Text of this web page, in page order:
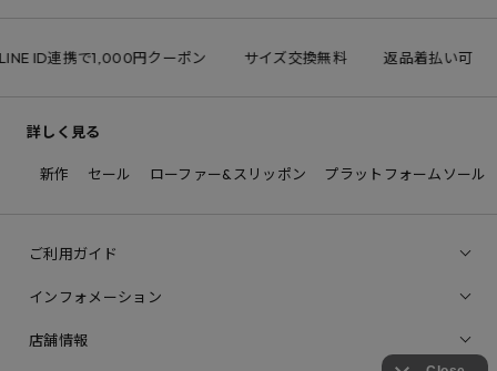
ID連携で1,000円クーポン サイズ交換無料 返品着払い可
詳しく見る
新作 セール ローファー&スリッポン プラットフォームソール
ご利用ガイド
インフォメーション
店舗情報